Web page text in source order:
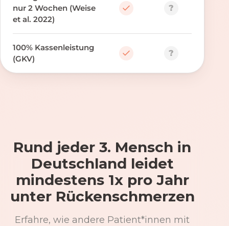
nur 2 Wochen (Weise
et al. 2022)
?
100% Kassenleistung
(GKV)
?
Rund jeder 3. Mensch in
Deutschland leidet
mindestens 1x pro Jahr
unter Rückenschmerzen
Erfahre, wie andere Patient*innen mit